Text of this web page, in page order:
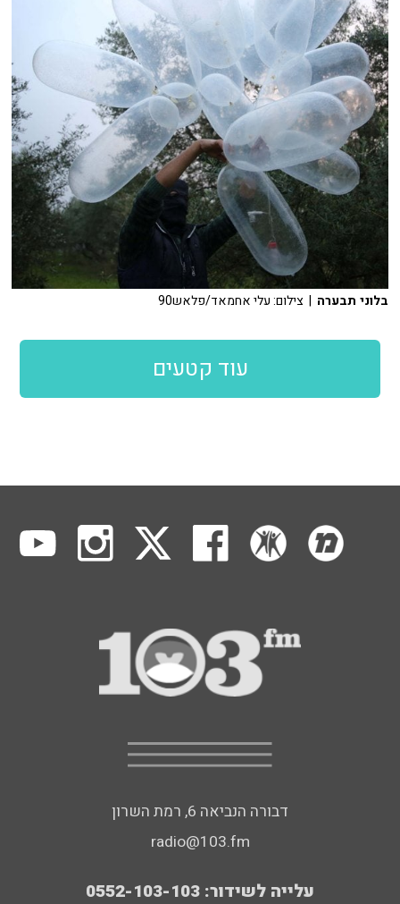
בלוני תבערה | צילום: עלי אחמאד/פלאש90
עוד קטעים
דבורה הנביאה 6, רמת השרון
radio@103.fm
עלייה לשידור: 0552-103-103